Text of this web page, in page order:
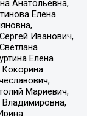
Анатольевна,
Елена
Иванович,
Елена
Мариевич,